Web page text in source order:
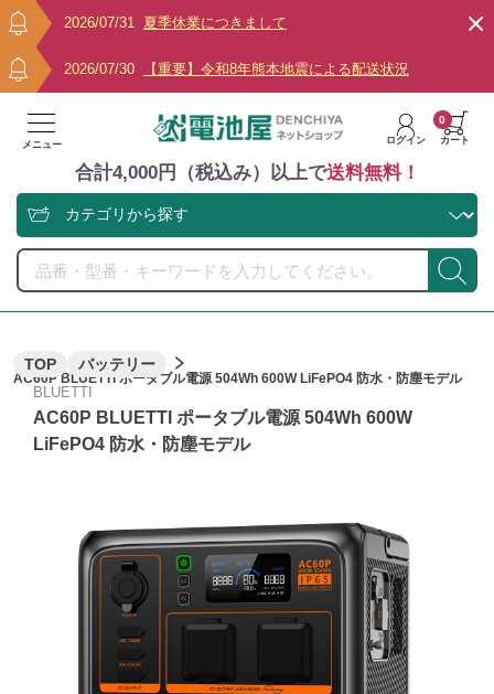
2026/07/31 夏季休業につきまして
2026/07/30 【重要】令和8年熊本地震による配送状況
メニュー ログイン カート
0
合計4,000円（税込み）以上で送料無料！
TOP バッテリー
AC60P BLUETTI ポータブル電源 504Wh 600W LiFePO4 防水・防塵モデル
BLUETTI
AC60P BLUETTI ポータブル電源 504Wh 600W
LiFePO4 防水・防塵モデル